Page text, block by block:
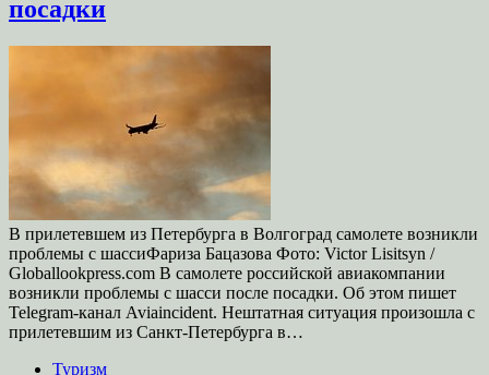
посадки
В прилетевшем из Петербурга в Волгоград самолете возникли
проблемы с шассиФариза Бацазова Фото: Victor Lisitsyn /
Globallookpress.com В самолете российской авиакомпании
возникли проблемы с шасси после посадки. Об этом пишет
Telegram-канал Aviaincident. Нештатная ситуация произошла с
прилетевшим из Санкт-Петербурга в…
Туризм